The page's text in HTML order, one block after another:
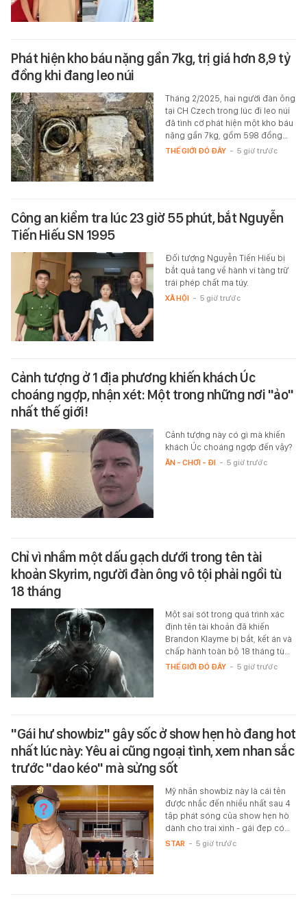
Phát hiện kho báu nặng gần 7kg, trị giá hơn 8,9 tỷ
đồng khi đang leo núi
Tháng 2/2025, hai người đàn ông
tại CH Czech trong lúc đi leo núi
đã tình cờ phát hiện một kho báu
nặng gần 7kg, gồm 598 đồng…
THẾ GIỚI ĐÓ ĐÂY - 5 giờ trước
Công an kiểm tra lúc 23 giờ 55 phút, bắt Nguyễn
Tiến Hiếu SN 1995
Đối tượng Nguyễn Tiến Hiếu bị
bắt quả tang về hành vi tàng trữ
trái phép chất ma túy.
XÃ HỘI - 5 giờ trước
Cảnh tượng ở 1 địa phương khiến khách Úc
choáng ngợp, nhận xét: Một trong những nơi "ảo"
nhất thế giới!
Cảnh tượng này có gì mà khiến
khách Úc choáng ngợp đến vậy?
ĂN - CHƠI - ĐI - 5 giờ trước
Chỉ vì nhầm một dấu gạch dưới trong tên tài
khoản Skyrim, người đàn ông vô tội phải ngồi tù
18 tháng
Một sai sót trong quá trình xác
định tên tài khoản đã khiến
Brandon Klayme bị bắt, kết án và
chấp hành toàn bộ 18 tháng tù…
THẾ GIỚI ĐÓ ĐÂY - 5 giờ trước
"Gái hư showbiz" gây sốc ở show hẹn hò đang hot
nhất lúc này: Yêu ai cũng ngoại tình, xem nhan sắc
trước "dao kéo" mà sửng sốt
Mỹ nhân showbiz này là cái tên
được nhắc đến nhiều nhất sau 4
tập phát sóng của show hẹn hò
dành cho trai xinh - gái đẹp có…
STAR - 5 giờ trước